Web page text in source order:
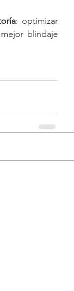
: optimizar
blindaje